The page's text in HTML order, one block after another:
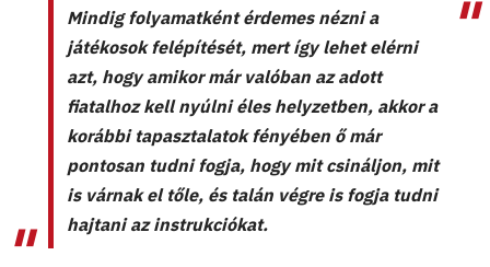
Mindig folyamatként érdemes nézni a
játékosok felépítését, mert így lehet elérni
azt, hogy amikor már valóban az adott
fiatalhoz kell nyúlni éles helyzetben, akkor a
korábbi tapasztalatok fényében ő már
pontosan tudni fogja, hogy mit csináljon, mit
is várnak el tőle, és talán végre is fogja tudni
hajtani az instrukciókat.